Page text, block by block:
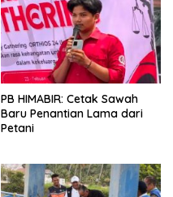
PB HIMABIR: Cetak Sawah
Baru Penantian Lama dari
Petani